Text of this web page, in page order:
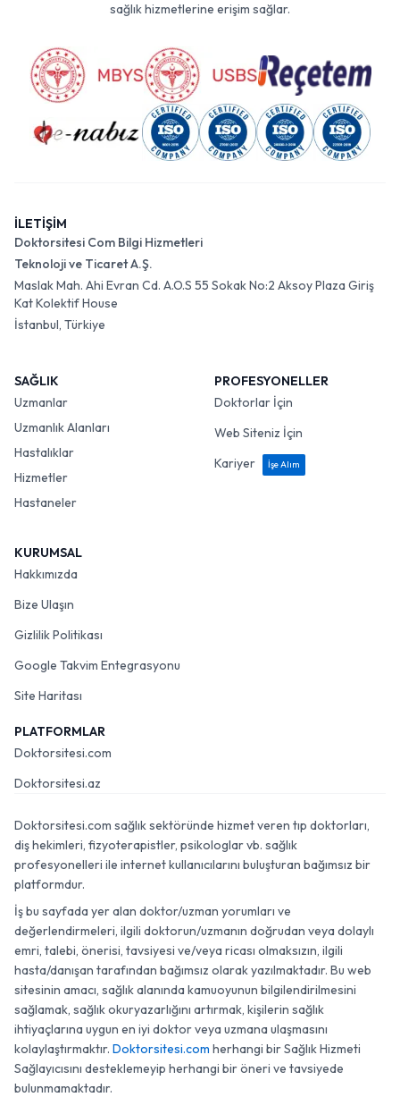
sağlık hizmetlerine erişim sağlar.
İLETİŞİM
Doktorsitesi Com Bilgi Hizmetleri
Teknoloji ve Ticaret A.Ş.
Maslak Mah. Ahi Evran Cd. A.O.S 55 Sokak No:2 Aksoy Plaza Giriş
Kat Kolektif House
İstanbul, Türkiye
SAĞLIK
Uzmanlar
Uzmanlık Alanları
Hastalıklar
Hizmetler
Hastaneler
PROFESYONELLER
Doktorlar İçin
Web Siteniz İçin
Kariyer
İşe Alım
KURUMSAL
Hakkımızda
Bize Ulaşın
Gizlilik Politikası
Google Takvim Entegrasyonu
Site Haritası
PLATFORMLAR
Doktorsitesi.com
Doktorsitesi.az
Doktorsitesi.com sağlık sektöründe hizmet veren tıp doktorları,
diş hekimleri, fizyoterapistler, psikologlar vb. sağlık
profesyonelleri ile internet kullanıcılarını buluşturan bağımsız bir
platformdur.
İş bu sayfada yer alan doktor/uzman yorumları ve
değerlendirmeleri, ilgili doktorun/uzmanın doğrudan veya dolaylı
emri, talebi, önerisi, tavsiyesi ve/veya ricası olmaksızın, ilgili
hasta/danışan tarafından bağımsız olarak yazılmaktadır. Bu web
sitesinin amacı, sağlık alanında kamuoyunun bilgilendirilmesini
sağlamak, sağlık okuryazarlığını artırmak, kişilerin sağlık
ihtiyaçlarına uygun en iyi doktor veya uzmana ulaşmasını
kolaylaştırmaktır. Doktorsitesi.com herhangi bir Sağlık Hizmeti
Sağlayıcısını desteklemeyip herhangi bir öneri ve tavsiyede
bulunmamaktadır.